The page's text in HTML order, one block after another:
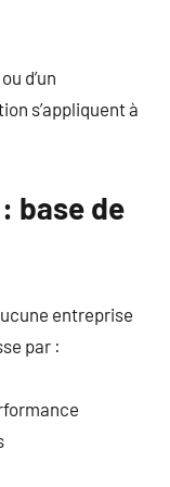
d’un
s’appliquent à
base de
entreprise
par :